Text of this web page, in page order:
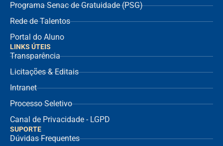
Programa Senac de Gratuidade (PSG)
Rede de Talentos
Portal do Aluno
LINKS ÚTEIS
Transparência
Licitações & Editais
Intranet
Processo Seletivo
Canal de Privacidade - LGPD
SUPORTE
Dúvidas Frequentes